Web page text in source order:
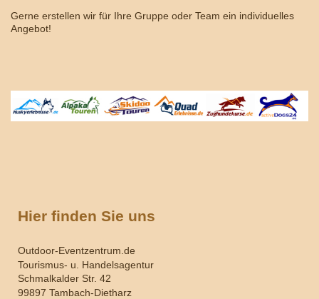
Gerne erstellen wir für Ihre Gruppe oder Team ein individuelles
Angebot!
Hier finden Sie uns
Outdoor-Eventzentrum.de
Tourismus- u. Handelsagentur
Schmalkalder Str. 42
99897 Tambach-Dietharz